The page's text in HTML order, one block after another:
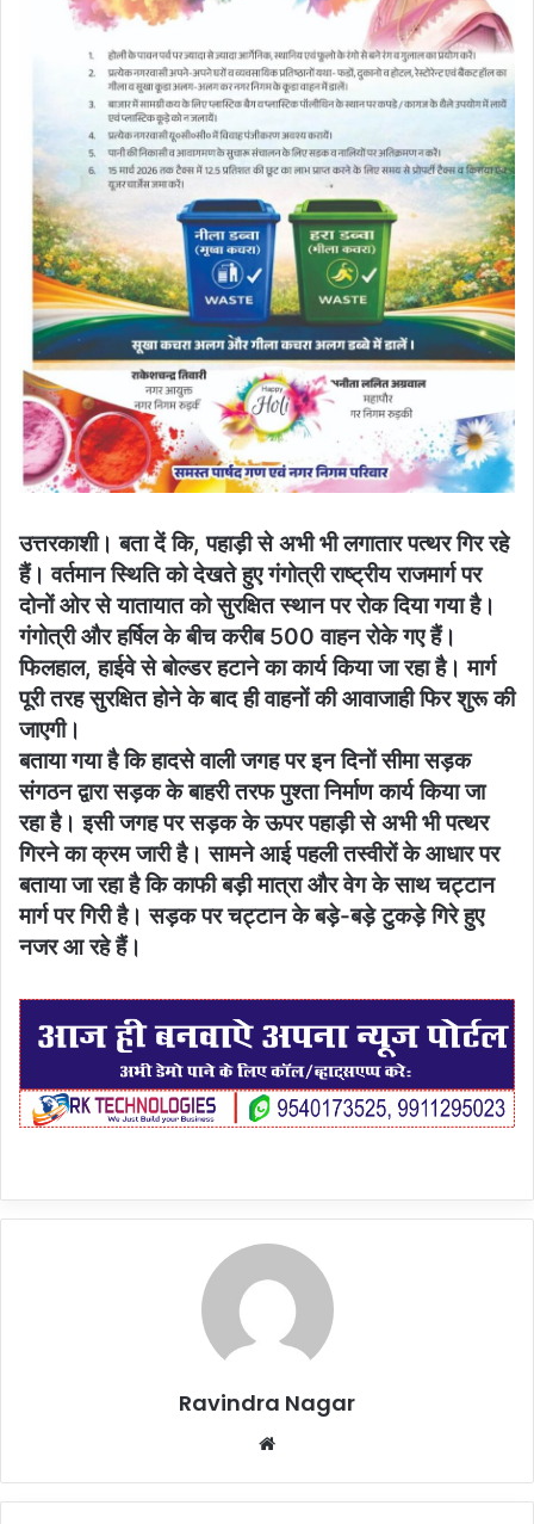
उत्तरकाशी। बता दें कि, पहाड़ी से अभी भी लगातार पत्थर गिर रहे
हैं। वर्तमान स्थिति को देखते हुए गंगोत्री राष्ट्रीय राजमार्ग पर
दोनों ओर से यातायात को सुरक्षित स्थान पर रोक दिया गया है।
गंगोत्री और हर्षिल के बीच करीब 500 वाहन रोके गए हैं।
फिलहाल, हाईवे से बोल्डर हटाने का कार्य किया जा रहा है। मार्ग
पूरी तरह सुरक्षित होने के बाद ही वाहनों की आवाजाही फिर शुरू की
जाएगी।
बताया गया है कि हादसे वाली जगह पर इन दिनों सीमा सड़क
संगठन द्वारा सड़क के बाहरी तरफ पुश्ता निर्माण कार्य किया जा
रहा है। इसी जगह पर सड़क के ऊपर पहाड़ी से अभी भी पत्थर
गिरने का क्रम जारी है। सामने आई पहली तस्वीरों के आधार पर
बताया जा रहा है कि काफी बड़ी मात्रा और वेग के साथ चट्टान
मार्ग पर गिरी है। सड़क पर चट्टान के बड़े-बड़े टुकड़े गिरे हुए
नजर आ रहे हैं।
Ravindra Nagar
Website